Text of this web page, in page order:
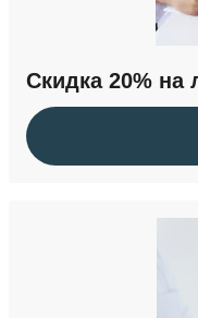
Скидка 20%